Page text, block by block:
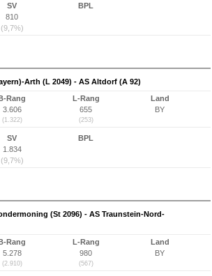
SV
810
(9,7%)
BPL
Arth (L 2049) - AS Altdorf (A 92)
B-Rang
3.606
(1.322)
L-Rang
655
(253)
Land
BY
SV
1.834
(9,7%)
BPL
(St 2096) - AS Traunstein-Nord-
B-Rang
5.278
(2.910)
L-Rang
980
(567)
Land
BY